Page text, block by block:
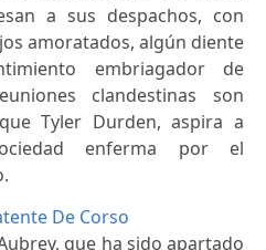
a sus despachos, con
amoratados, algún diente
embriagador de
clandestinas son
Tyler Durden, aspira a
enferma por el
De Corso
que ha sido apartado